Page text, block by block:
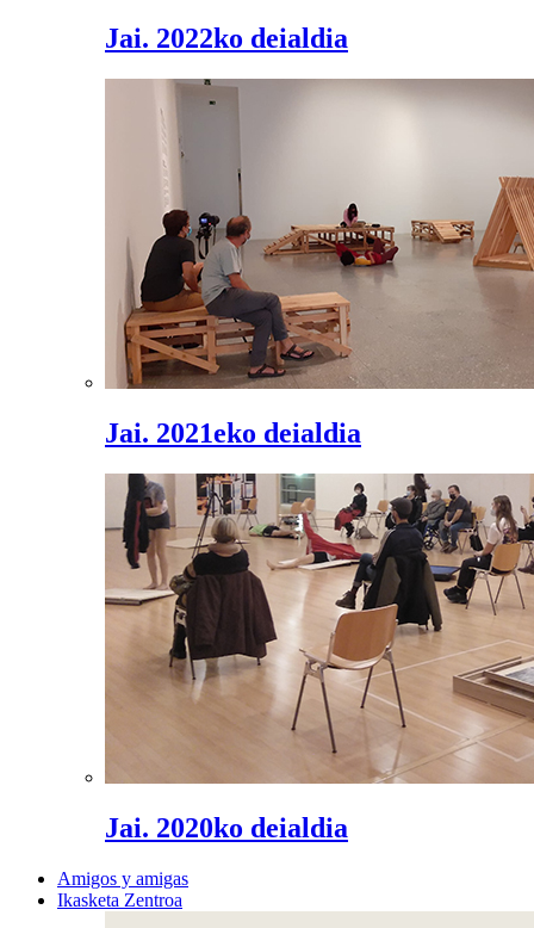
Jai. 2022ko deialdia
Jai. 2021eko deialdia
Jai. 2020ko deialdia
Amigos y amigas
Ikasketa Zentroa